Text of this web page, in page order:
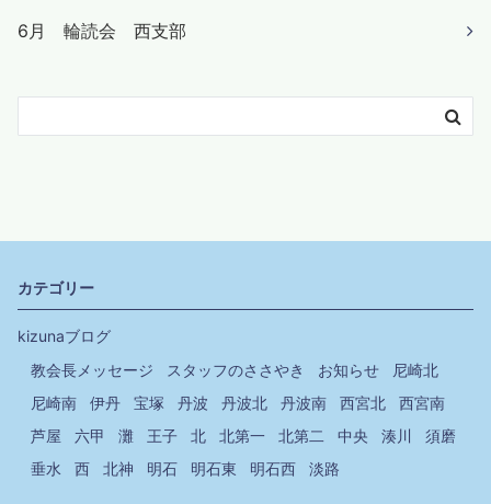
6月 輪読会 西支部
カテゴリー
kizunaブログ
教会長メッセージ
スタッフのささやき お知らせ
尼崎北
尼崎南
伊丹 宝塚 丹波 丹波北 丹波南 西宮北
西宮南
芦屋
六甲 灘 王子 北 北第一 北第二 中央 湊川
須磨
垂水
西 北神 明石 明石東 明石西 淡路